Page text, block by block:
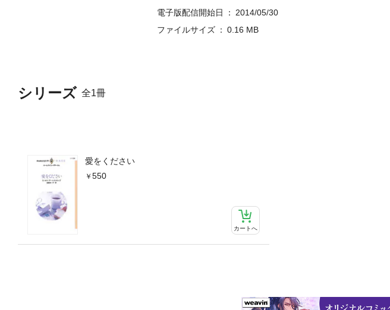
シリーズ 全1冊
愛をください
550
カートへ
電子版配信開始日
2014/05/30
ファイルサイズ
0.16 MB